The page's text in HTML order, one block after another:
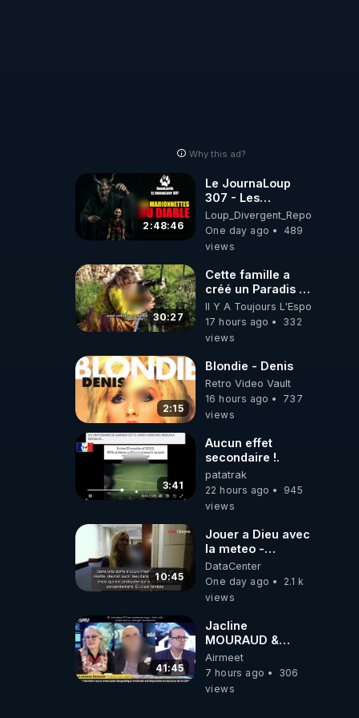
Why this ad?
2:48:46
Le JournaLoup
307 - Les
Marionnettes du
Diable - Loup
Divergent
Loup_Divergent_Reposts
One day ago
489
views
30:27
Cette famille a
créé un Paradis !
Permaculture &
Autonomie
Il Y A Toujours L'Espoir
17 hours ago
332
views
2:15
Blondie - Denis
Retro Video Vault
16 hours ago
737
views
3:41
Aucun effet
secondaire !.
patatrak
22 hours ago
945
views
10:45
Jouer a Dieu avec
la meteo -
Citoicitoyen
DataCenter
One day ago
2.1 k
views
41:45
Jacline
MOURAUD &
Pierre
JOVANOVIC ★
Factures
Airmeet
7 hours ago
306
views